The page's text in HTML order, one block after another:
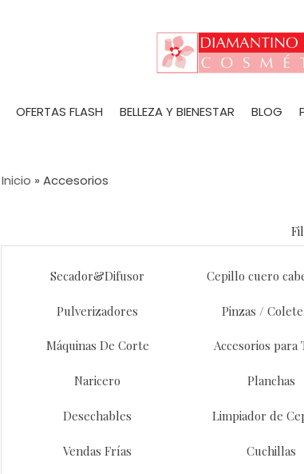
OFERTAS FLASH BELLEZA Y BIENESTAR BLOG
Inicio » Accesorios
Secador&Difusor Cepillo cuero
Pulverizadores Pinzas /
Máquinas De Corte Accesorios para
Naricero Planchas
Desechables Limpiador de
Vendas Frías Cuchillas